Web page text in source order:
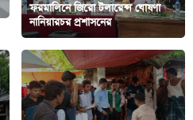
ফরমালিনে জিরো টলারেন্স ঘোষণা
নানিয়ারচর প্রশাসনের